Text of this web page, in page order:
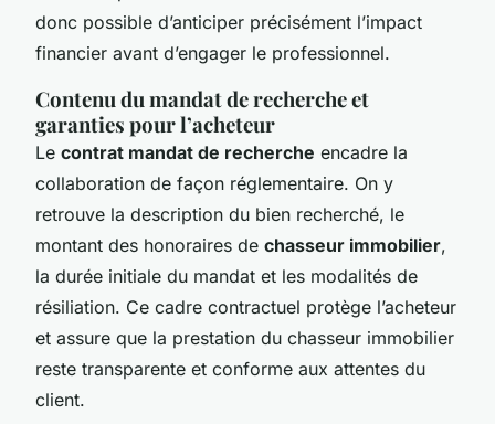
donc possible d’anticiper précisément l’impact
financier avant d’engager le professionnel.
Contenu du mandat de recherche et
garanties pour l’acheteur
Le contrat mandat de recherche encadre la
collaboration de façon réglementaire. On y
retrouve la description du bien recherché, le
montant des honoraires de chasseur immobilier,
la durée initiale du mandat et les modalités de
résiliation. Ce cadre contractuel protège l’acheteur
et assure que la prestation du chasseur immobilier
reste transparente et conforme aux attentes du
client.